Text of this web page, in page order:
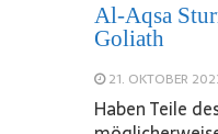
Al-Aqsa
Goliath
21. OKTOBER
Haben Teile